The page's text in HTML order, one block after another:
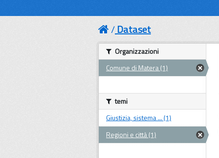
Dataset
Organizzazioni
Comune di Matera (1)
temi
Giustizia, sistema ... (1)
Regioni e città (1)